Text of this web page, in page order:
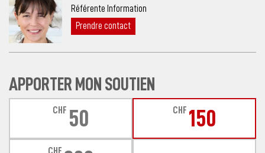
Référente Information
Prendre contact
APPORTER MON SOUTIEN
CHF 50 CHF 150
CHF